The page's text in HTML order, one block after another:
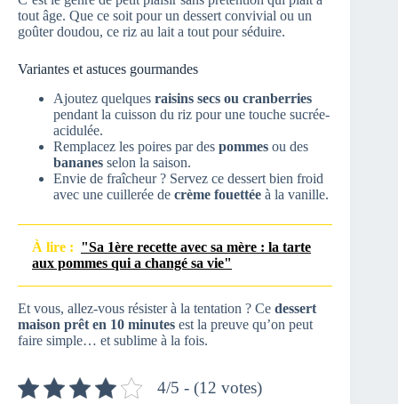
tout âge. Que ce soit pour un dessert convivial ou un
goûter doudou, ce riz au lait a tout pour séduire.
Variantes et astuces gourmandes
Ajoutez quelques raisins secs ou cranberries
pendant la cuisson du riz pour une touche sucrée-
acidulée.
Remplacez les poires par des pommes ou des
bananes selon la saison.
Envie de fraîcheur ? Servez ce dessert bien froid
avec une cuillerée de crème fouettée à la vanille.
À lire : "Sa 1ère recette avec sa mère : la tarte
aux pommes qui a changé sa vie"
Et vous, allez-vous résister à la tentation ? Ce dessert
maison prêt en 10 minutes est la preuve qu’on peut
faire simple… et sublime à la fois.
4/5 - (12 votes)